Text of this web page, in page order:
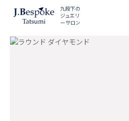
九段下の
ジュエリ
ーサロン